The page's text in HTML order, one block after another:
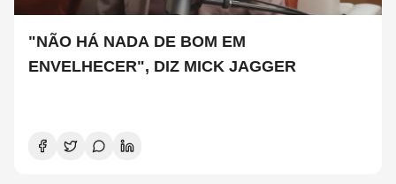
"NÃO HÁ NADA DE BOM EM
ENVELHECER", DIZ MICK JAGGER